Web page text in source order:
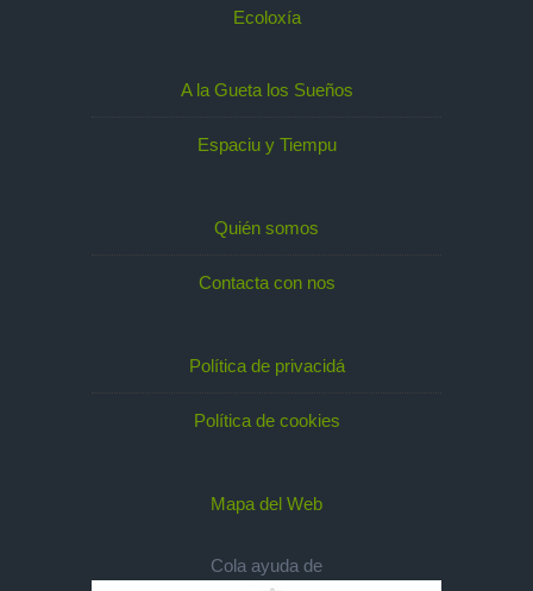
Ecoloxía
A la Gueta los Sueños
Espaciu y Tiempu
Quién somos
Contacta con nos
Política de privacidá
Política de cookies
Mapa del Web
Cola ayuda de